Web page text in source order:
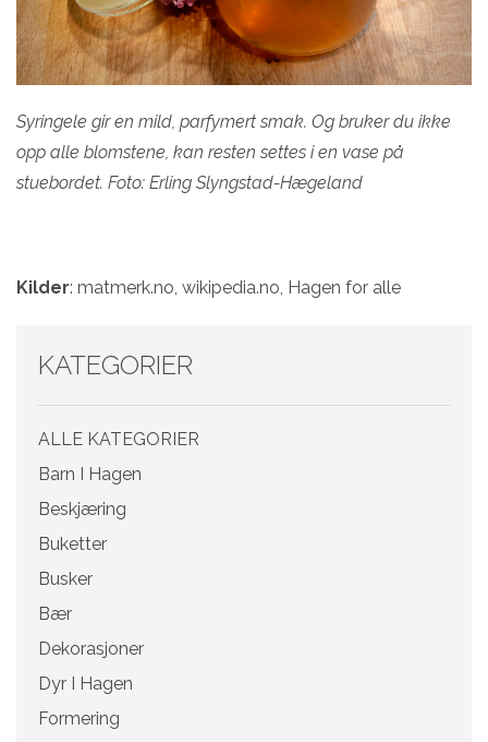
Syringele gir en mild, parfymert smak. Og bruker du ikke
opp alle blomstene, kan resten settes i en vase på
stuebordet. Foto: Erling Slyngstad-Hægeland
Kilder: matmerk.no, wikipedia.no, Hagen for alle
KATEGORIER
ALLE KATEGORIER
Barn I Hagen
Beskjæring
Buketter
Busker
Bær
Dekorasjoner
Dyr I Hagen
Formering